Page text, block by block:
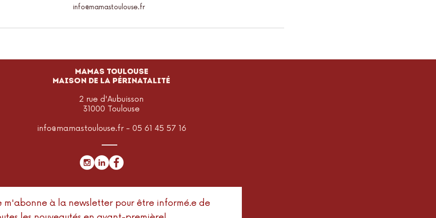
info@mamastoulouse.fr
MAMAS TOULOUSE
Maison de la périnatalité
2 rue d'Aubuisson
31000 Toulouse
info@mamastoulouse.fr- 05 61 45 57 16
m'abonne à la newsletter pour être informé.e de